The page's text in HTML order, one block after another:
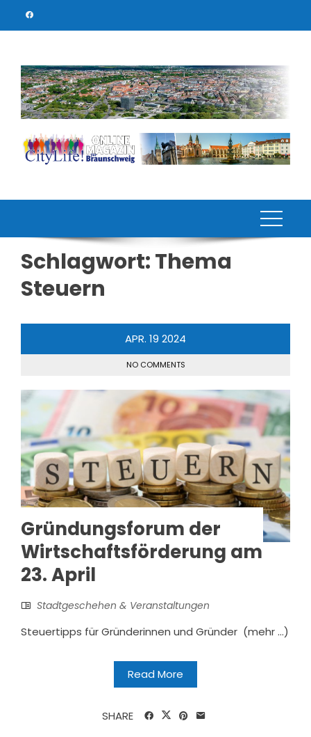
Schlagwort:Thema
Steuern
APR. 19 2024
NO COMMENTS
Gründungsforum der
Wirtschaftsförderung am
23. April
Stadtgeschehen & Veranstaltungen
Steuertipps für Gründerinnen und Gründer (mehr …)
Read More
SHARE